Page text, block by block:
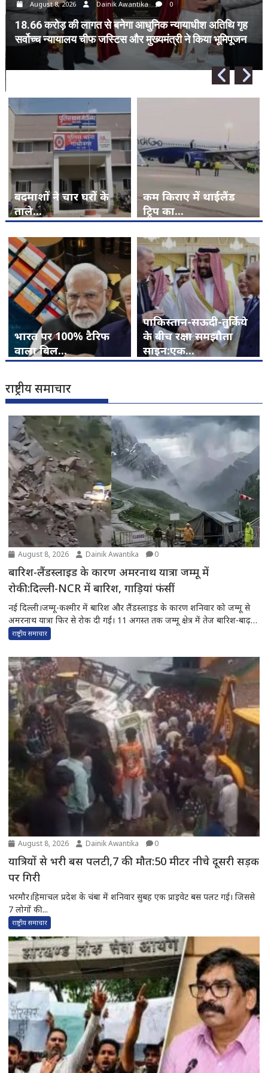
August 8, 2026 Dainik Awantika 0
18.66 करोड़ की लागत से बनेगा आधुनिक न्यायाधीश अतिथि गृह
सर्वोच्च न्यायालय चीफ जस्टिस और मुख्यमंत्री ने किया भूमिपूजन
बदमाशों ने चार घरों के
ताले...
कम किराए में थाईलैंड
ट्रिप का...
भारत पर 100% टैरिफ
वाला बिल...
पाकिस्तान-सऊदी-तुर्किये
के बीच रक्षा समझौता
साइन:एक...
राष्ट्रीय समाचार
August 8, 2026 Dainik Awantika 0
बारिश-लैंडस्लाइड के कारण अमरनाथ यात्रा जम्मू में
रोकी:दिल्ली-NCR में बारिश, गाड़ियां फंसीं
नई दिल्ली।जम्मू-कश्मीर में बारिश और लैंडस्लाइड के कारण शनिवार को जम्मू से
अमरनाथ यात्रा फिर से रोक दी गई। 11 अगस्त तक जम्मू क्षेत्र में तेज बारिश-बाढ़
और लैंडस्लाइड की आशंका है।राजधानी दिल्ली में शुक्रवार को तेज बारिश हुई।
राष्ट्रीय समाचार
August 8, 2026 Dainik Awantika 0
यात्रियों से भरी बस पलटी,7 की मौत:50 मीटर नीचे दूसरी सड़क
पर गिरी
भरमौर।हिमाचल प्रदेश के चंबा में शनिवार सुबह एक प्राइवेट बस पलट गई। जिससे
7 लोगों की...
राष्ट्रीय समाचार